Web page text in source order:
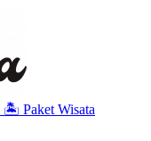
🏝️ Paket Wisata